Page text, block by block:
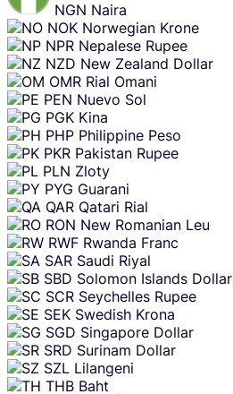
NGN Naira
NOK Norwegian Krone
NPR Nepalese Rupee
NZD New Zealand Dollar
OMR Rial Omani
PEN Nuevo Sol
PGK Kina
PHP Philippine Peso
PKR Pakistan Rupee
PLN Zloty
PYG Guarani
QAR Qatari Rial
RON New Romanian Leu
RWF Rwanda Franc
SAR Saudi Riyal
SBD Solomon Islands Dollar
SCR Seychelles Rupee
SEK Swedish Krona
SGD Singapore Dollar
SRD Surinam Dollar
SZL Lilangeni
THB Baht